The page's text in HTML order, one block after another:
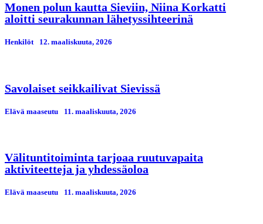
Monen polun kautta Sieviin, Niina Korkatti
aloitti seurakunnan lähetyssihteerinä
Henkilöt 12. maaliskuuta, 2026
Savolaiset seikkailivat Sievissä
Elävä maaseutu 11. maaliskuuta, 2026
Välituntitoiminta tarjoaa ruutuvapaita
aktiviteetteja ja yhdessäoloa
Elävä maaseutu 11. maaliskuuta, 2026